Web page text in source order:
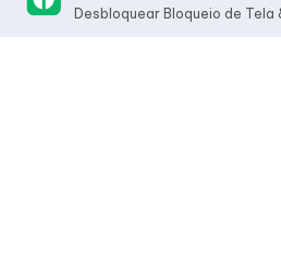
Desbloquear Bloqueio de Tela